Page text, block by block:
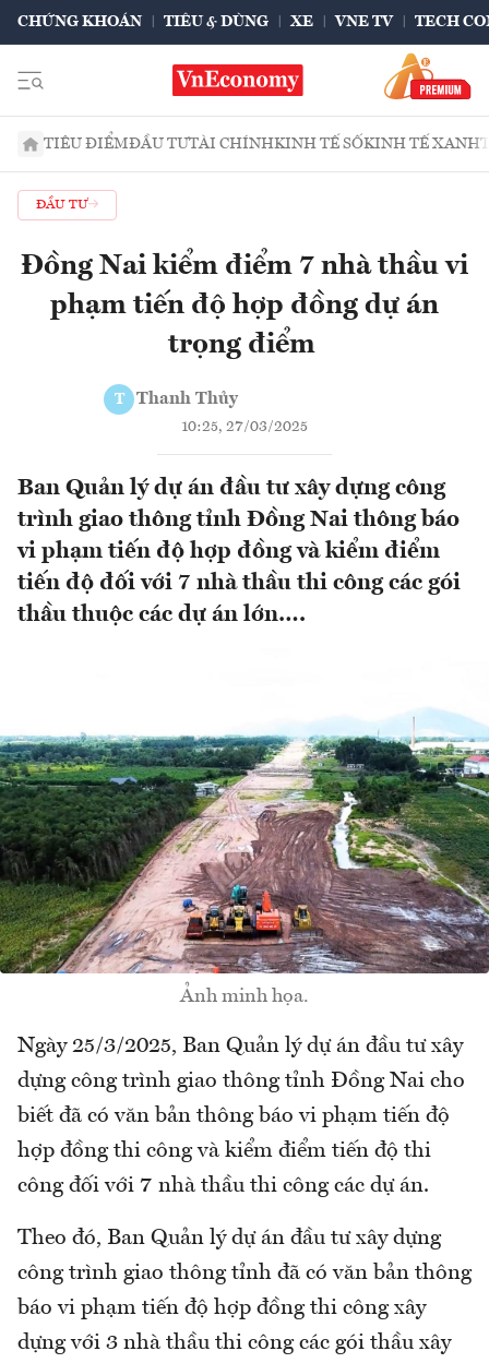
CHỨNG KHOÁN TIÊU & DÙNG XE VNE TV TECH
TIÊU ĐIỂMĐẦU TƯTÀI CHÍNHKINH TẾ SỐKINH TẾ XANH
ĐẦU TƯ
Đồng Nai kiểm điểm 7 nhà thầu vi
phạm tiến độ hợp đồng dự án
trọng điểm
T Thanh Thủy
10:25, 27/03/2025
Ban Quản lý dự án đầu tư xây dựng công
trình giao thông tỉnh Đồng Nai thông báo
vi phạm tiến độ hợp đồng và kiểm điểm
tiến độ đối với 7 nhà thầu thi công các gói
thầu thuộc các dự án lớn….
Ảnh minh họa.
Ngày 25/3/2025, Ban Quản lý dự án đầu tư xây
dựng công trình giao thông tỉnh Đồng Nai cho
biết đã có văn bản thông báo vi phạm tiến độ
hợp đồng thi công và kiểm điểm tiến độ thi
công đối với 7 nhà thầu thi công các dự án.
Theo đó, Ban Quản lý dự án đầu tư xây dựng
công trình giao thông tỉnh đã có văn bản thông
báo vi phạm tiến độ hợp đồng thi công xây
dựng với 3 nhà thầu thi công các gói thầu xây